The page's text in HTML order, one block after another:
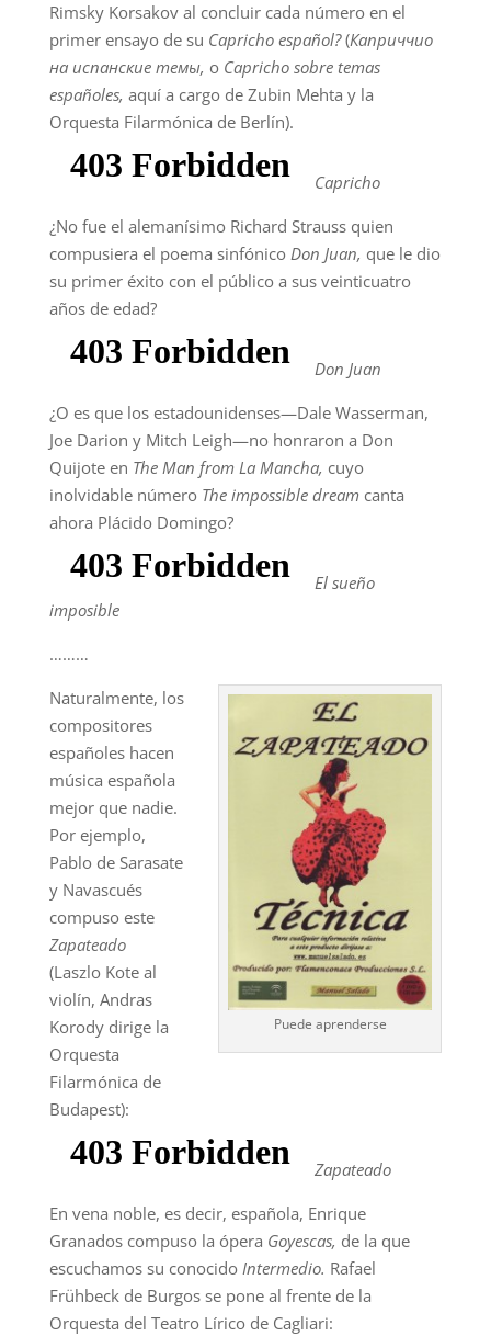
Rimsky Korsakov al concluir cada número en el
primer ensayo de su Capricho español?(Каприччио
на испанские темы, o Capricho sobre temas
españoles, aquí a cargo de Zubin Mehta y la
Orquesta Filarmónica de Berlín).
Capricho
¿No fue el alemanísimo Richard Strauss quien
compusiera el poema sinfónico Don Juan, que le dio
su primer éxito con el público a sus veinticuatro
años de edad?
Don Juan
¿O es que los estadounidenses—Dale Wasserman,
Joe Darion y Mitch Leigh—no honraron a Don
Quijote en The Man from La Mancha, cuyo
inolvidable número The impossible dreamcanta
ahora Plácido Domingo?
El sueño
imposible
………
Puede aprenderse
Naturalmente, los
compositores
españoles hacen
música española
mejor que nadie.
Por ejemplo,
Pablo de Sarasate
y Navascués
compuso este
Zapateado
(Laszlo Kote al
violín, Andras
Korody dirige la
Orquesta
Filarmónica de
Budapest):
Zapateado
En vena noble, es decir, española, Enrique
Granados compuso la ópera Goyescas, de la que
escuchamos su conocido Intermedio. Rafael
Frühbeck de Burgos se pone al frente de la
Orquesta del Teatro Lírico de Cagliari: